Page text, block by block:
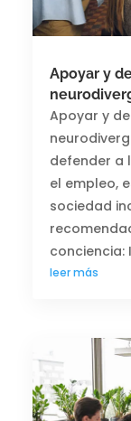
Apoyar y
Apoyar y
defender a
el empleo,
sociedad
conciencia:
leer más